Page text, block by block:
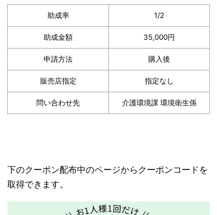
助成率 1/2
助成金額 35,000円
申請方法 購入後
販売店指定 指定なし
問い合わせ先 介護環境課 環境衛生係
下のクーポン配布中のページからクーポンコードを
取得できます。